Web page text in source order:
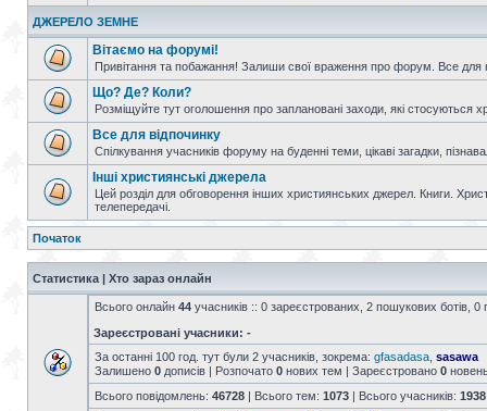
ДЖЕРЕЛО ЗЕМНЕ
Вітаємо на форумі!
Привітання та побажання! Залиши свої враження про форум. Все для
Що? Де? Коли?
Розміщуйте тут оголошення про заплановані заходи, які стосуються
Все для відпочинку
Спілкування учасників форуму на буденні теми, цікаві загадки,
Інші християнські джерела
Цей розділ для обговорення інших християнських джерел. Книги.
телепередачі.
Початок
Статистика | Хто зараз онлайн
Всього онлайн 44 учасників :: 0 зареєстрованих, 2 пошукових ботів, 0
Зареєстровані учасники: -
За останні 100 год. тут були 2 учасників, зокрема: gfasadasa sasawa
Залишено 0 дописів | Розпочато 0 нових тем | Зареєстровано 0
Всього повідомлень: 46728 | Всього тем: 1073 | Всього учасників: 1938